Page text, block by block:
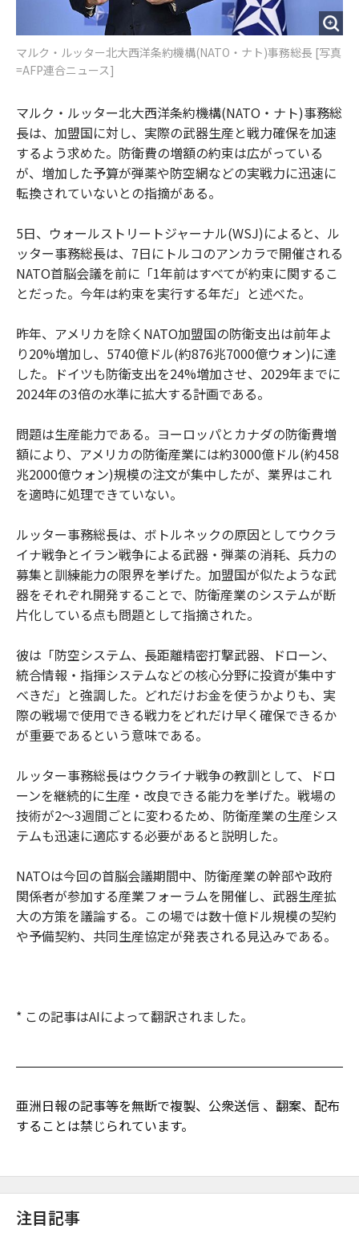
マルク・ルッター北大西洋条約機構(NATO・ナト)事務総長 [写真
=AFP連合ニュース]
マルク・ルッター北大西洋条約機構(NATO・ナト)事務総
長は、加盟国に対し、実際の武器生産と戦力確保を加速
するよう求めた。防衛費の増額の約束は広がっている
が、増加した予算が弾薬や防空網などの実戦力に迅速に
転換されていないとの指摘がある。
5日、ウォールストリートジャーナル(WSJ)によると、ル
ッター事務総長は、7日にトルコのアンカラで開催される
NATO首脳会議を前に「1年前はすべてが約束に関するこ
とだった。今年は約束を実行する年だ」と述べた。
昨年、アメリカを除くNATO加盟国の防衛支出は前年よ
り20%増加し、5740億ドル(約876兆7000億ウォン)に達
した。ドイツも防衛支出を24%増加させ、2029年までに
2024年の3倍の水準に拡大する計画である。
問題は生産能力である。ヨーロッパとカナダの防衛費増
額により、アメリカの防衛産業には約3000億ドル(約458
兆2000億ウォン)規模の注文が集中したが、業界はこれ
を適時に処理できていない。
ルッター事務総長は、ボトルネックの原因としてウクラ
イナ戦争とイラン戦争による武器・弾薬の消耗、兵力の
募集と訓練能力の限界を挙げた。加盟国が似たような武
器をそれぞれ開発することで、防衛産業のシステムが断
片化している点も問題として指摘された。
彼は「防空システム、長距離精密打撃武器、ドローン、
統合情報・指揮システムなどの核心分野に投資が集中す
べきだ」と強調した。どれだけお金を使うかよりも、実
際の戦場で使用できる戦力をどれだけ早く確保できるか
が重要であるという意味である。
ルッター事務総長はウクライナ戦争の教訓として、ドロ
ーンを継続的に生産・改良できる能力を挙げた。戦場の
技術が2～3週間ごとに変わるため、防衛産業の生産シス
テムも迅速に適応する必要があると説明した。
NATOは今回の首脳会議期間中、防衛産業の幹部や政府
関係者が参加する産業フォーラムを開催し、武器生産拡
大の方策を議論する。この場では数十億ドル規模の契約
や予備契約、共同生産協定が発表される見込みである。
* この記事はAIによって翻訳されました。
亜洲日報の記事等を無断で複製、公衆送信 、翻案、配布
することは禁じられています。
注目記事